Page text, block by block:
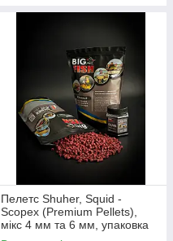
Пелетс Shuher, Squid -
Scopex (Premium Pellets),
мікс 4 мм та 6 мм, упаковка
0,9 кг